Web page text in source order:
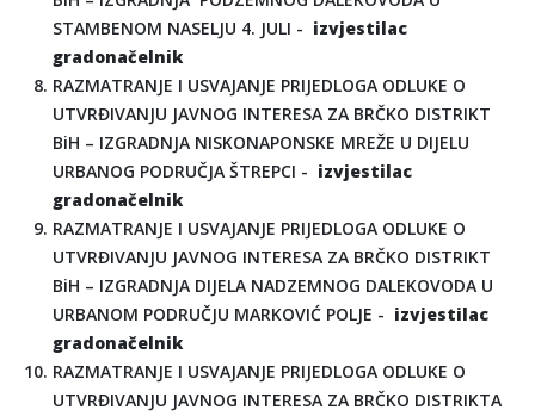
STAMBENOM NASELJU 4. JULI - izvjestilac
gradonačelnik
RAZMATRANJE I USVAJANJE PRIJEDLOGA ODLUKE O
UTVRĐIVANJU JAVNOG INTERESA ZA BRČKO DISTRIKT
BiH – IZGRADNJA NISKONAPONSKE MREŽE U DIJELU
URBANOG PODRUČJA ŠTREPCI - izvjestilac
gradonačelnik
RAZMATRANJE I USVAJANJE PRIJEDLOGA ODLUKE O
UTVRĐIVANJU JAVNOG INTERESA ZA BRČKO DISTRIKT
BiH – IZGRADNJA DIJELA NADZEMNOG DALEKOVODA U
URBANOM PODRUČJU MARKOVIĆ POLJE - izvjestilac
gradonačelnik
RAZMATRANJE I USVAJANJE PRIJEDLOGA ODLUKE O
UTVRĐIVANJU JAVNOG INTERESA ZA BRČKO DISTRIKTA